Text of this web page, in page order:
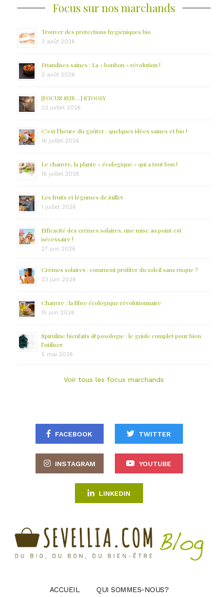
Focus sur nos marchands
Trouver des protections hygiéniques bio
3 août 2026
Friandises saines : La « bonbon » révolution !
2 août 2026
[FOCUS SUR…] STOOLY
23 juillet 2026
C’est l’heure du goûter : quelques idées saines et bio !
16 juillet 2026
Le chanvre, la plante « écologique » qui a tout bon !
16 juillet 2026
Les fruits et légumes de juillet
1 juillet 2026
Efficacité des crèmes solaires, une mise au point est
nécessaire !
27 juin 2026
Crèmes solaires : comment profiter du soleil sans risque ?
23 juin 2026
Chanvre : la fibre écologique révolutionnaire
15 juin 2026
Spiruline bienfaits & posologie : le guide complet pour bien
l’utiliser
5 mai 2026
Voir tous les focus marchands
FACEBOOK TWITTER
INSTAGRAM YOUTUBE
LINKEDIN
ACCUEIL QUI SOMMES-NOUS?